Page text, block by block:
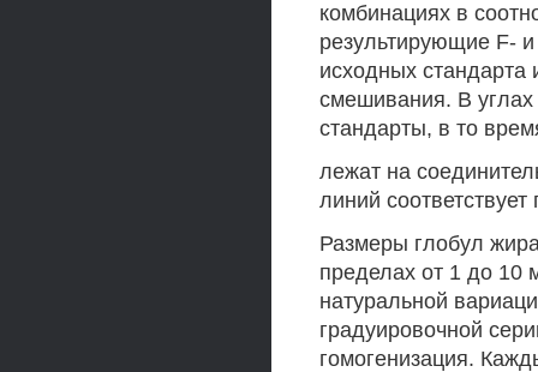
комбинациях в
результирующие F-
исходных стандарта
смешивания. В
стандарты, в то
лежат на
линий
Размеры глобул
пределах от 1 до 10
натуральной
градуировочной
гомогенизация.